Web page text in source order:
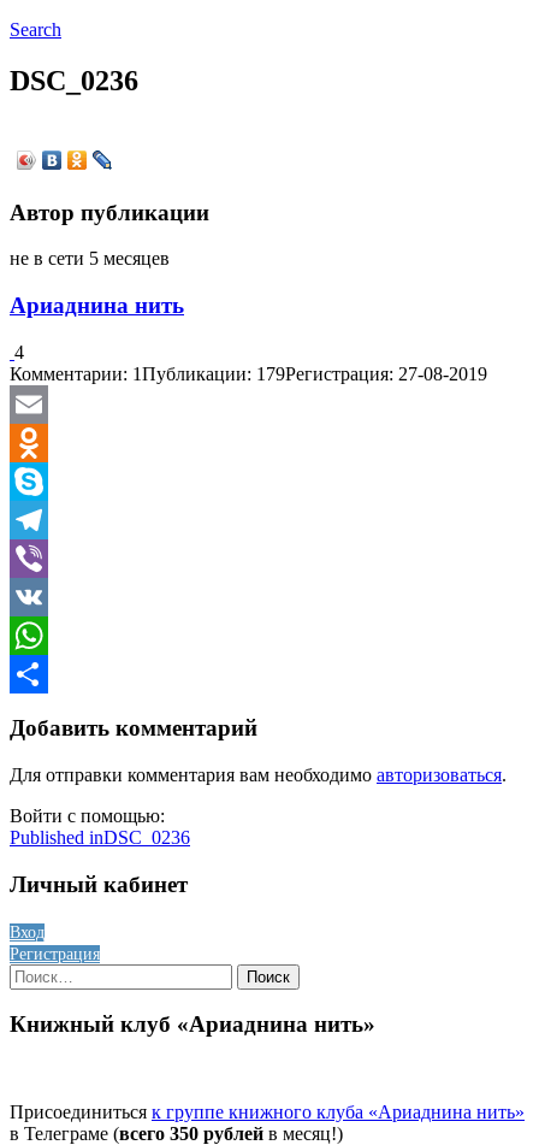
Search
DSC_0236
Автор публикации
не в сети 5 месяцев
Ариаднина нить
4
Комментарии: 1Публикации: 179Регистрация: 27-08-2019
Email
Odnoklassniki
Skype
Telegram
Viber
VK
WhatsApp
Добавить комментарий
Для отправки комментария вам необходимо авторизоваться.
Войти с помощью:
Навигация
по
Published inDSC_0236
Личный кабинет
Вход
Регистрация
Найти:
Книжный клуб «Ариаднина нить»
Присоединиться к группе книжного клуба «Ариаднина нить»
в Телеграме (всего 350 рублей в месяц!)